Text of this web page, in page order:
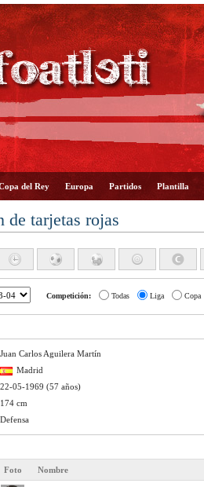
del Rey Europa Partidos Plantilla
de tarjetas rojas
Competición: Todas Liga Copa
Juan Carlos Aguilera Martín
Madrid
22-05-1969 (57 años)
174 cm
Defensa
Foto Nombre